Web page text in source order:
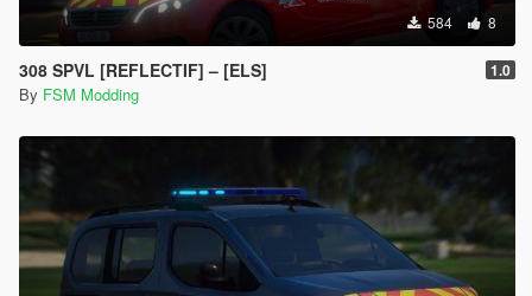
584 8
308 SPVL [REFLECTIF] – [ELS] 1.0
By FSM Modding